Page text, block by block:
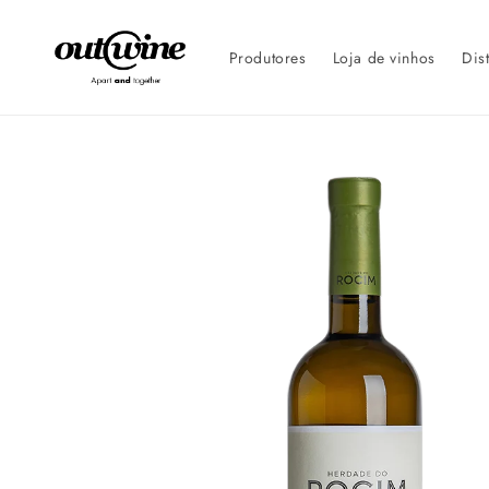
conteúdo
Produtores Loja de vinhos